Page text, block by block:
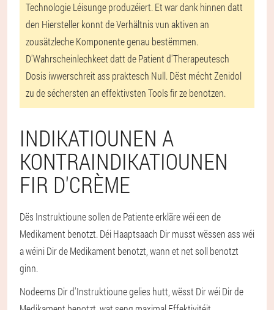
Technologie Léisunge produzéiert. Et war dank hinnen datt
den Hiersteller konnt de Verhältnis vun aktiven an
zousätzleche Komponente genau bestëmmen.
D'Wahrscheinlechkeet datt de Patient d'Therapeutesch
Dosis iwwerschreit ass praktesch Null. Dëst mécht Zenidol
zu de séchersten an effektivsten Tools fir ze benotzen.
INDIKATIOUNEN A
KONTRAINDIKATIOUNEN
FIR D'CRÈME
Dës Instruktioune sollen de Patiente erkläre wéi een de
Medikament benotzt. Déi Haaptsaach Dir musst wëssen ass wéi
a wéini Dir de Medikament benotzt, wann et net soll benotzt
ginn.
Nodeems Dir d'Instruktioune gelies hutt, wësst Dir wéi Dir de